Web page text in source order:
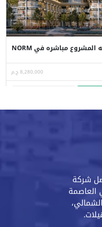
محل تجاري 36م مميز دور اول واجهه المشروع مباشره في NORM
8,280,000 ج.م
شركة
العاصمة